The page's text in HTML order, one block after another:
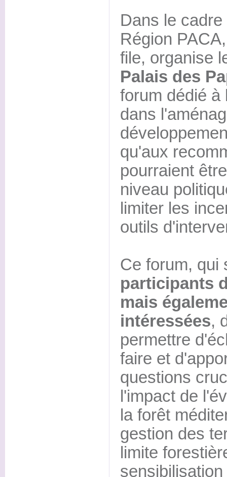
Dans le
Région
file, organise
Palais des
forum dédié à
dans
qu'aux
pourraient
niveau
limiter les
outils
Ce forum, qui
participants
mais
intéressées,
permettre
faire et
questions
l'impact de
la forêt
gestion des
limite